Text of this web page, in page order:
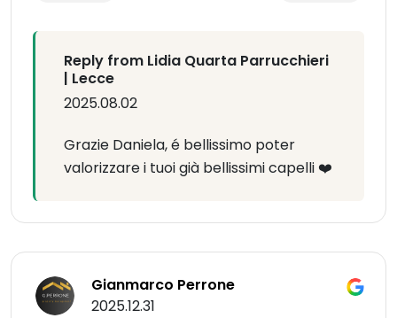
Reply from Lidia Quarta Parrucchieri
| Lecce
2025.08.02
Grazie Daniela, é bellissimo poter
valorizzare i tuoi già bellissimi capelli ❤️
Gianmarco Perrone
2025.12.31